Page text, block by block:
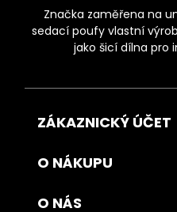
Značka zaměřena na
sedací poufy vlastní
jako šicí dílna pro
ZÁKAZNICKÝ ÚČET
O NÁKUPU
O NÁS